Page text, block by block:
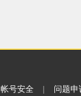
帐号安全 | 问题申